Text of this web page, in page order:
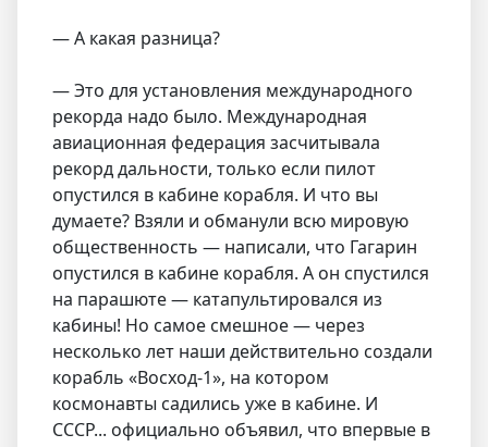
— А какая разница?
— Это для установления международного
рекорда надо было. Международная
авиационная федерация засчитывала
рекорд дальности, только если пилот
опустился в кабине корабля. И что вы
думаете? Взяли и обманули всю мировую
общественность — написали, что Гагарин
опустился в кабине корабля. А он спустился
на парашюте — катапультировался из
кабины! Но самое смешное — через
несколько лет наши действительно создали
корабль «Восход-1», на котором
космонавты садились уже в кабине. И
СССР... официально объявил, что впервые в